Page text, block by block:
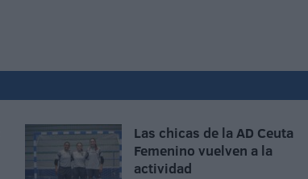
Las chicas de la AD Ceuta
Femenino vuelven a la
actividad